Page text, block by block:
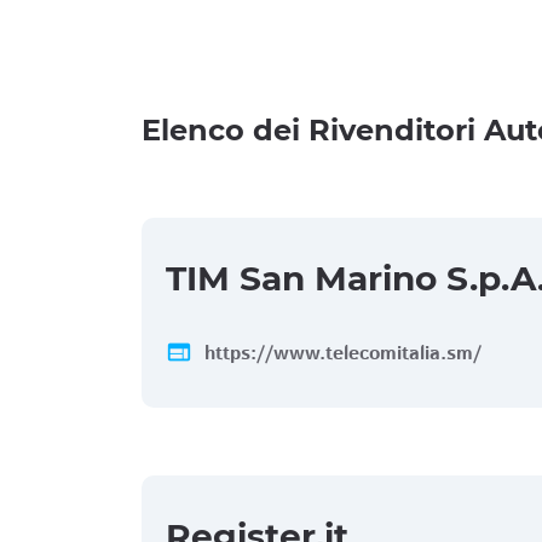
Elenco dei Rivenditori
TIM San Marino
web https://www.telecomitalia.sm/